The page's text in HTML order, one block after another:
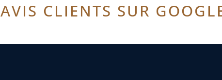
AVIS CLIENTS SUR